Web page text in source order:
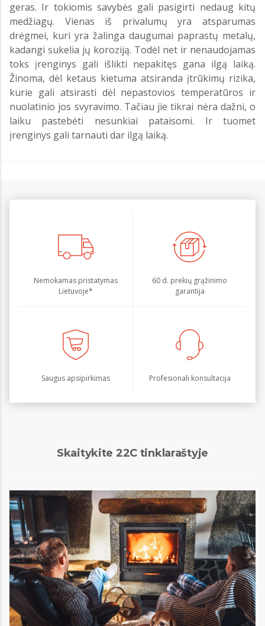
geras. Ir tokiomis savybės gali pasigirti nedaug kitų
medžiagų. Vienas iš privalumų yra atsparumas
drėgmei, kuri yra žalinga daugumai paprastų metalų,
kadangi sukelia jų koroziją. Todėl net ir nenaudojamas
toks įrenginys gali išlikti nepakitęs gana ilgą laiką.
Žinoma, dėl ketaus kietuma atsiranda įtrūkimų rizika,
kurie gali atsirasti dėl nepastovios temperatūros ir
nuolatinio jos svyravimo. Tačiau jie tikrai nėra dažni, o
laiku pastebėti nesunkiai pataisomi. Ir tuomet
įrenginys gali tarnauti dar ilgą laiką.
Nemokamas pristatymas
Lietuvoje*
60 d. prekių grąžinimo
garantija
Saugus apsipirkimas Profesionali konsultacija
Skaitykite 22C tinklaraštyje